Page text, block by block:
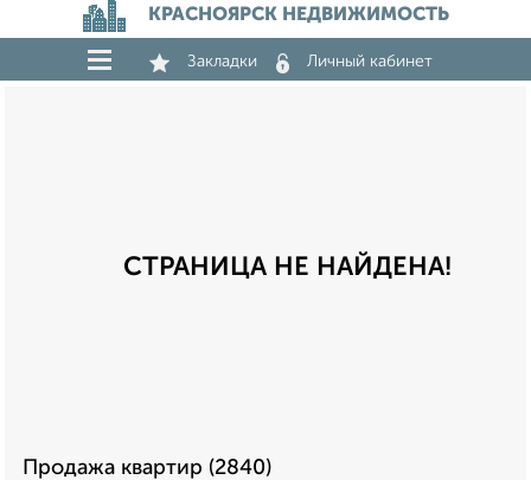
КРАСНОЯРСК НЕДВИЖИМОСТЬ
Закладки Личный кабинет
СТРАНИЦА НЕ НАЙДЕНА!
Продажа квартир (2840)